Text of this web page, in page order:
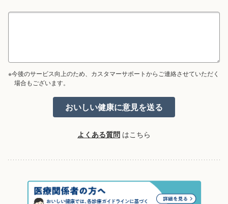
※今後のサービス向上のため、カスタマーサポートからご連絡させていただく
場合もございます。
よくある質問 はこちら